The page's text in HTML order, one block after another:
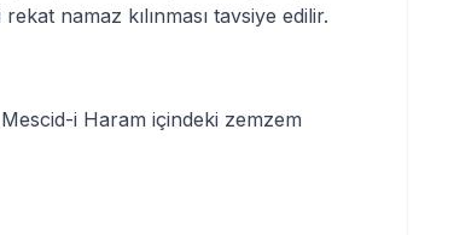
namaz kılınması tavsiye edilir.
i Haram içindeki zemzem